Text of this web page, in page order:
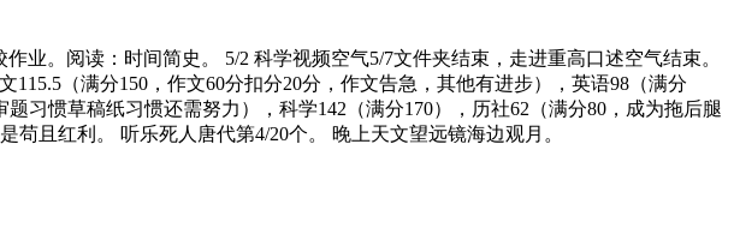
业。阅读：时间简史。 5/2 科学视频空气5/7文件夹结束，走进重高口述空气结束。
（满分150，作文60分扣分20分，作文告急，其他有进步），英语98（满分
习惯草稿纸习惯还需努力），科学142（满分170），历社62（满分80，成为拖后腿
且红利。 听乐死人唐代第4/20个。 晚上天文望远镜海边观月。